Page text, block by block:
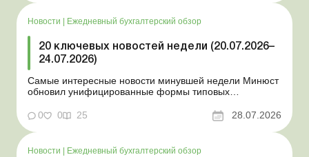
Новости | Ежедневный бухгалтерский обзор
20 ключевых новостей недели (20.07.2026–
24.07.2026)
Самые интересные новости минувшей недели Минюст
обновил унифицированные формы типовых
новость о создании координационного центра по
статус «в розыске»: что нужно знать работодателям
Закон о ВПЛ: ка...
0 0 25 28.07.2026
Новости Ежедневный бухгалтерский обзор